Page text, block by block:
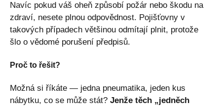
Navíc pokud váš oheň způsobí požár nebo škodu na
zdraví, nesete plnou odpovědnost. Pojišťovny v
takových případech většinou odmítají plnit, protože
šlo o vědomé porušení předpisů.
Proč to řešit?
Možná si říkáte — jedna pneumatika, jeden kus
nábytku, co se může stát? Jenže těch „jedněch